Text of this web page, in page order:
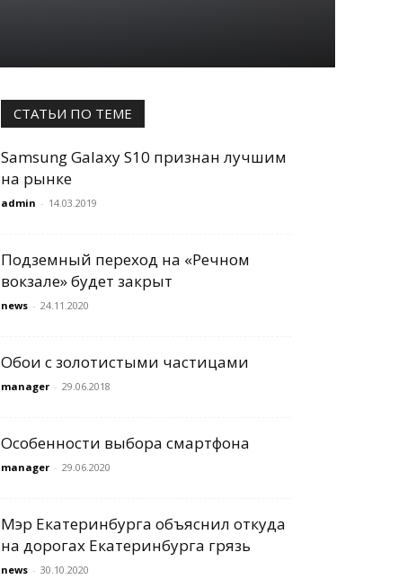
СТАТЬИ ПО ТЕМЕ
Samsung Galaxy S10 признан лучшим
на рынке
admin - 14.03.2019
Подземный переход на «Речном
вокзале» будет закрыт
news - 24.11.2020
Обои с золотистыми частицами
manager - 29.06.2018
Особенности выбора смартфона
manager - 29.06.2020
Мэр Екатеринбурга объяснил откуда
на дорогах Екатеринбурга грязь
news - 30.10.2020